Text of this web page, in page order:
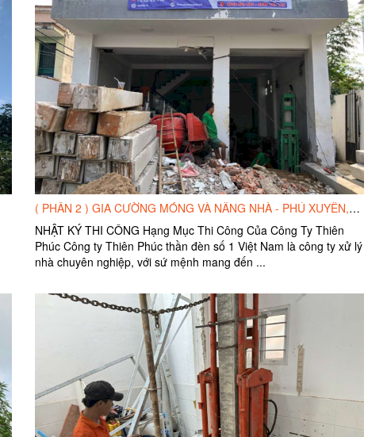
( PHẦN 2 ) GIA CƯỜNG MÓNG VÀ NÂNG NHÀ - PHÚ XUYÊN,HÀ NỘI.
NHẬT KÝ THI CÔNG Hạng Mục Thi Công Của Công Ty Thiên
Phúc Công ty Thiên Phúc thần đèn số 1 Việt Nam là công ty xử lý
nhà chuyên nghiệp, với sứ mệnh mang đến ...